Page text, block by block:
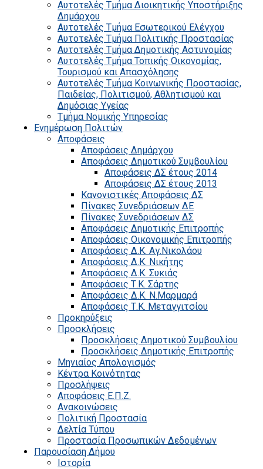
Αυτοτελές Τμήμα Διοικητικής Υποστήριξης
Δημάρχου
Αυτοτελές Τμήμα Εσωτερικού Ελέγχου
Αυτοτελές Τμήμα Πολιτικής Προστασίας
Αυτοτελές Τμήμα Δημοτικής Αστυνομίας
Αυτοτελές Τμήμα Τοπικής Οικονομίας,
Τουρισμού και Απασχόλησης
Αυτοτελές Τμήμα Κοινωνικής Προστασίας,
Παιδείας, Πολιτισμού, Αθλητισμού και
Δημόσιας Υγείας
Τμήμα Νομικής Υπηρεσίας
Ενημέρωση Πολιτών
Αποφάσεις
Αποφάσεις Δημάρχου
Αποφάσεις Δημοτικού Συμβουλίου
Αποφάσεις ΔΣ έτους 2014
Αποφάσεις ΔΣ έτους 2013
Κανονιστικές Αποφάσεις ΔΣ
Πίνακες Συνεδριάσεων ΔΕ
Πίνακες Συνεδριάσεων ΔΣ
Αποφάσεις Δημοτικής Επιτροπής
Αποφάσεις Οικονομικής Επιτροπής
Αποφάσεις Δ.Κ. Αγ.Νικολάου
Αποφάσεις Δ.Κ. Νικήτης
Αποφάσεις Δ.Κ. Συκιάς
Αποφάσεις Τ.Κ. Σάρτης
Αποφάσεις Δ.Κ. Ν.Μαρμαρά
Αποφάσεις Τ.Κ. Μεταγγιτσίου
Προκηρύξεις
Προσκλήσεις
Προσκλήσεις Δημοτικού Συμβουλίου
Προσκλήσεις Δημοτικής Επιτροπής
Μηνιαίος Απολογισμός
Κέντρα Κοινότητας
Προσλήψεις
Αποφάσεις Ε.Π.Ζ.
Ανακοινώσεις
Πολιτική Προστασία
Δελτία Τύπου
Προστασία Προσωπικών Δεδομένων
Παρουσίαση Δήμου
Ιστορία